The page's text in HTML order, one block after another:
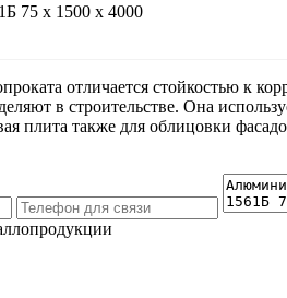
75 х 1500 х 4000
отличается стойкостью к
в строительстве. Она
плита также для облицовки